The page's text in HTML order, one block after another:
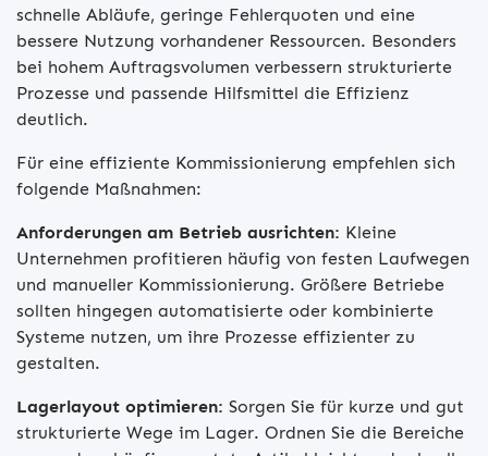
schnelle Abläufe, geringe Fehlerquoten und eine
bessere Nutzung vorhandener Ressourcen. Besonders
bei hohem Auftragsvolumen verbessern strukturierte
Prozesse und passende Hilfsmittel die Effizienz
deutlich.
Für eine effiziente Kommissionierung empfehlen sich
folgende Maßnahmen:
Anforderungen am Betrieb ausrichten: Kleine
Unternehmen profitieren häufig von festen Laufwegen
und manueller Kommissionierung. Größere Betriebe
sollten hingegen automatisierte oder kombinierte
Systeme nutzen, um ihre Prozesse effizienter zu
gestalten.
Lagerlayout optimieren: Sorgen Sie für kurze und gut
strukturierte Wege im Lager. Ordnen Sie die Bereiche